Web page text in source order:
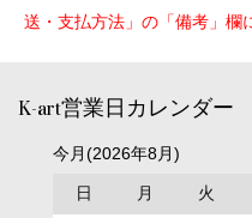
送・支払方法」の「備考」欄
K-art営業日カレンダー
今月(2026年8月)
日 月 火